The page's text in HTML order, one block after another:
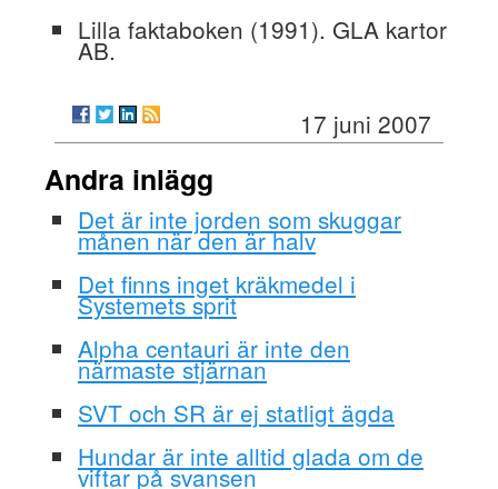
Lilla faktaboken (1991). GLA kartor
AB.
17 juni 2007
Andra inlägg
Det är inte jorden som skuggar
månen när den är halv
Det finns inget kräkmedel i
Systemets sprit
Alpha centauri är inte den
närmaste stjärnan
SVT och SR är ej statligt ägda
Hundar är inte alltid glada om de
viftar på svansen